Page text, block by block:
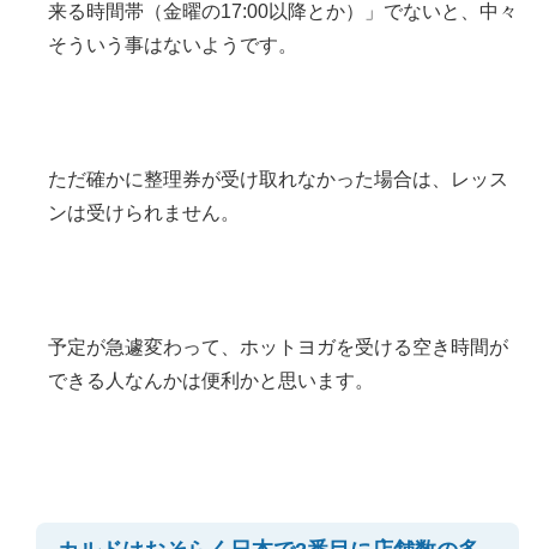
来る時間帯（金曜の17:00以降とか）」でないと、中々
そういう事はないようです。
ただ確かに整理券が受け取れなかった場合は、レッス
ンは受けられません。
予定が急遽変わって、ホットヨガを受ける空き時間が
できる人なんかは便利かと思います。